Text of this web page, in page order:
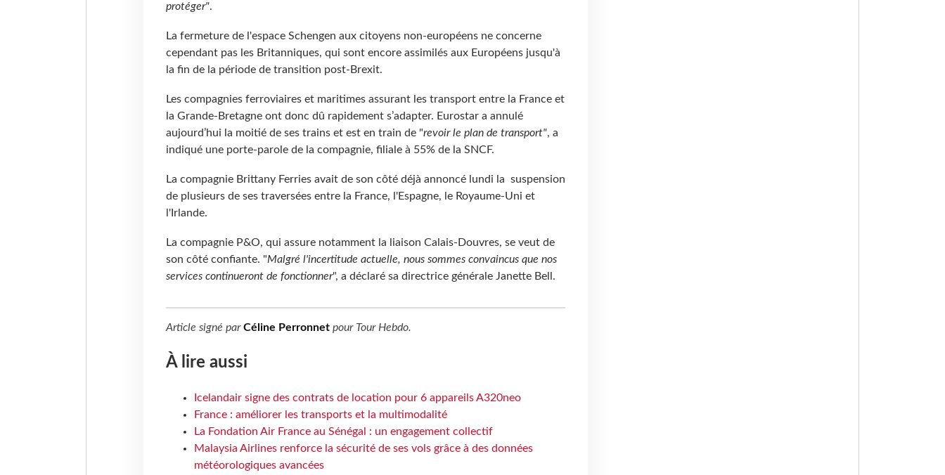
protéger".
La fermeture de l'espace Schengen aux citoyens non-européens ne concerne
cependant pas les Britanniques, qui sont encore assimilés aux Européens jusqu'à
la fin de la période de transition post-Brexit.
Les compagnies ferroviaires et maritimes assurant les transport entre la France et
la Grande-Bretagne ont donc dû rapidement s’adapter. Eurostar a annulé
aujourd’hui la moitié de ses trains et est en train de "revoir le plan de transport", a
indiqué une porte-parole de la compagnie, filiale à 55% de la SNCF.
La compagnie Brittany Ferries avait de son côté déjà annoncé lundi la suspension
de plusieurs de ses traversées entre la France, l'Espagne, le Royaume-Uni et
l'Irlande.
La compagnie P&O, qui assure notamment la liaison Calais-Douvres, se veut de
son côté confiante. "Malgré l'incertitude actuelle, nous sommes convaincus que nos
services continueront de fonctionner", a déclaré sa directrice générale Janette Bell.
Article signé parCéline Perronnetpour Tour Hebdo.
À lire aussi
Icelandair signe des contrats de location pour 6 appareils A320neo
France : améliorer les transports et la multimodalité
La Fondation Air France au Sénégal : un engagement collectif
Malaysia Airlines renforce la sécurité de ses vols grâce à des données
météorologiques avancées